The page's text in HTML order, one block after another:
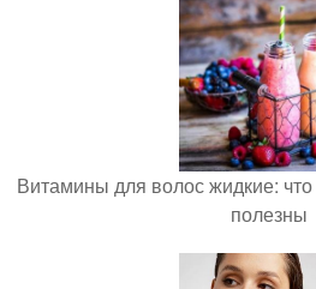
Витамины для волос жидкие:
полезны